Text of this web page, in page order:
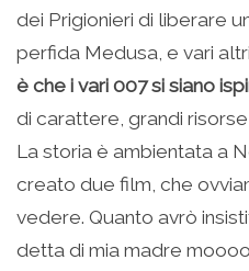
dei Prigionieri di liberare
perfida Medusa, e vari
è che i vari 007 si siano
di carattere, grandi
La storia è ambientata a
creato due film, che
vedere. Quanto avrò
detta di mia madre